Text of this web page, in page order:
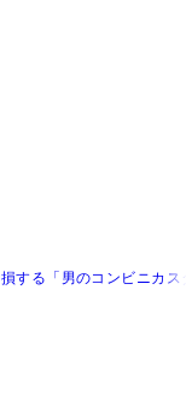
する「男のコンビニカス